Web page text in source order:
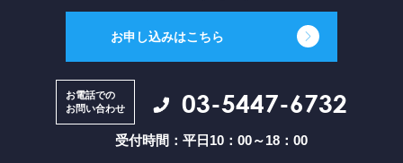
お申し込みはこちら
お電話での
お問い合わせ
03-5447-6732
受付時間：平日10：00～18：00